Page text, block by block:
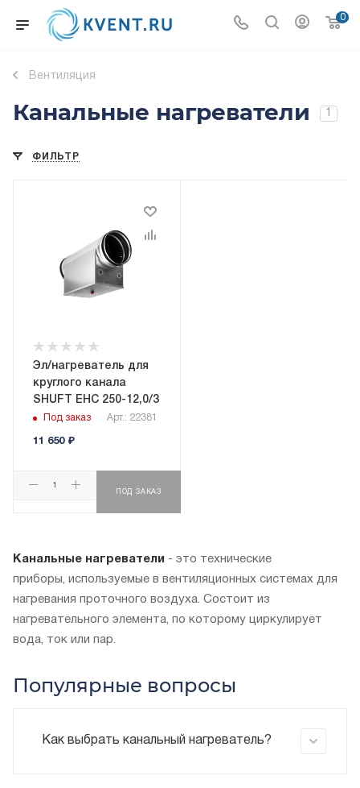
0
Вентиляция
Канальные нагреватели 1
ФИЛЬТР
Эл/нагреватель для
круглого канала
SHUFT EHC 250-12,0/3
Под заказ Арт.: 22381
11 650₽
ПОД ЗАКАЗ
Канальные нагреватели - это технические
приборы, используемые в вентиляционных системах для
нагревания проточного воздуха. Состоит из
нагревательного элемента, по которому циркулирует
вода, ток или пар.
Популярные вопросы
Как выбрать канальный нагреватель?